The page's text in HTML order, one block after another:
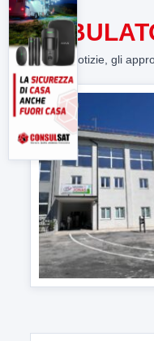
Tutte le notizie, gli